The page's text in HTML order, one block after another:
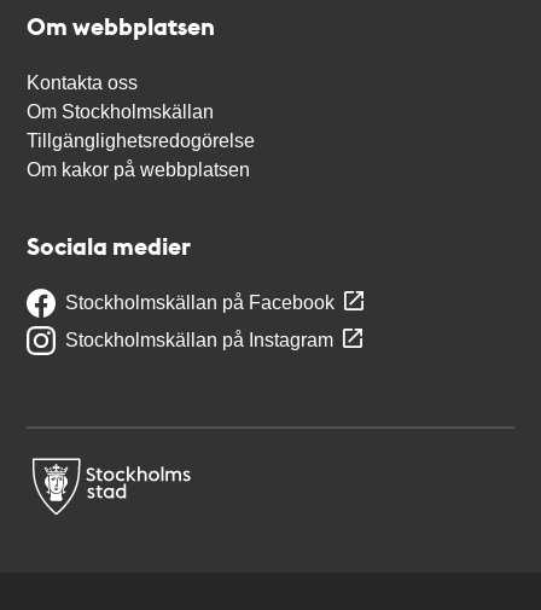
Om webbplatsen
Kontakta oss
Om Stockholmskällan
Tillgänglighetsredogörelse
Om kakor på webbplatsen
Sociala medier
Stockholmskällan på Facebook
Stockholmskällan på Instagram